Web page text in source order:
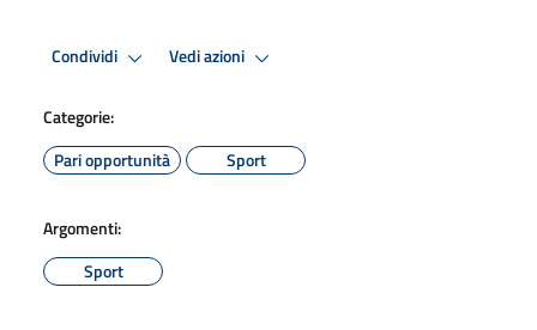
Condividi Vedi azioni
Categorie:
Pari opportunità
Sport
Argomenti:
Sport